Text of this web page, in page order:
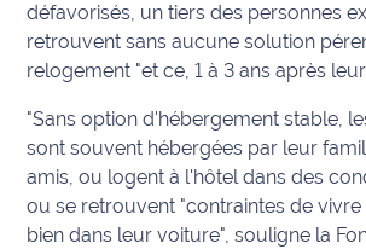
National
International
Défense
Municipales
2026
défavorisés, un tiers des personnes
retrouvent sans aucune solution
relogement "et ce, 1 à 3 ans après
"Sans option d'hébergement stable,
sont souvent hébergées par leur
amis, ou logent à l'hôtel dans des
ou se retrouvent "contraintes de
bien dans leur voiture", souligne la